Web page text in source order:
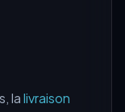
lalivraison